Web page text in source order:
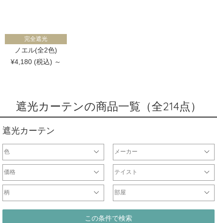
完全遮光
ノエル(全2色)
¥4,180 (税込) ～
遮光カーテンの商品一覧（全214点）
遮光カーテン
色
ホワイト・ベージュ系
ブラウン系
ブラック・グレー系
レッド・ピンク系
イエロー系
ブルー・ネイビー系
パープル系
グリーン系
シルバー・ゴールド系
マルチ・その他カラー
メーカー
価格
～2000円
2001円～5000円
5001円～10000円
10001円～20000円
20001円～40000円
テイスト
シンプル
北欧
モダン
ナチュラル
カジュアル
エレガント
クラシック
和
柄
無地ドレープ
チェックドレープ
ストライプドレープ
ボーダー
ドット
花
ダマスク柄
幾何学柄
部屋
リビング
一人暮らし
寝室
子供部屋
和室
書斎
この条件で検索